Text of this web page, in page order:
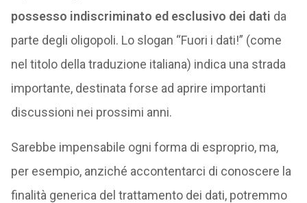
possesso indiscriminato ed esclusivo dei dati da
parte degli oligopoli. Lo slogan “Fuori i dati!” (come
nel titolo della traduzione italiana) indica una strada
importante, destinata forse ad aprire importanti
discussioni nei prossimi anni.
Sarebbe impensabile ogni forma di esproprio, ma,
per esempio, anziché accontentarci di conoscere la
finalità generica del trattamento dei dati, potremmo